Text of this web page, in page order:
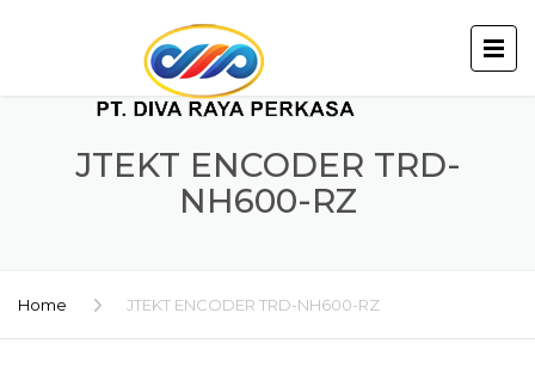
JTEKT ENCODER TRD-
NH600-RZ
Home JTEKT ENCODER TRD-NH600-RZ